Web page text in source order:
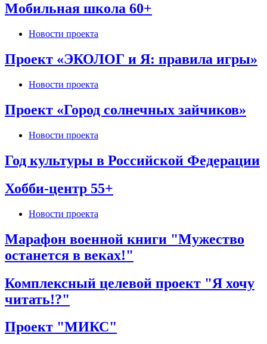
Мобильная школа 60+
Новости проекта
Проект «ЭКОЛОГ и Я: правила игры»
Новости проекта
Проект «Город солнечных зайчиков»
Новости проекта
Год культуры в Российской Федерации
Хобби-центр 55+
Новости проекта
Марафон военной книги "Мужество
останется в веках!"
Комплексный целевой проект "Я хочу
читать!?"
Проект "МИКС"